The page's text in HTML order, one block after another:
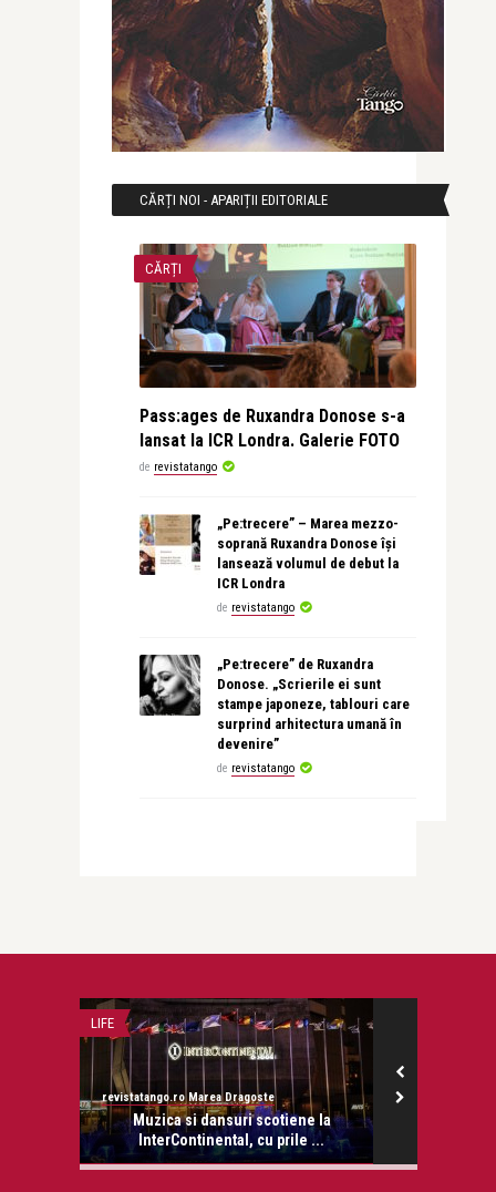
CĂRȚI NOI - APARIȚII EDITORIALE
CĂRȚI
Pass:ages de Ruxandra Donose s-a
lansat la ICR Londra. Galerie FOTO
de revistatango
„Pe:trecere” – Marea mezzo-
soprană Ruxandra Donose își
lansează volumul de debut la
ICR Londra
de revistatango
„Pe:trecere” de Ruxandra
Donose. „Scrierile ei sunt
stampe japoneze, tablouri care
surprind arhitectura umană în
devenire”
de revistatango
LIFE
revistatango.ro Marea Dragoste
Muzica si dansuri scotiene la
InterContinental, cu prile ...